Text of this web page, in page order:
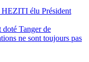
élu Président
doté Tanger de
ne sont toujours pas